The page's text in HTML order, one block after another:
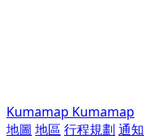
Kumamap Kumamap
地圖 地區 行程規劃 通知